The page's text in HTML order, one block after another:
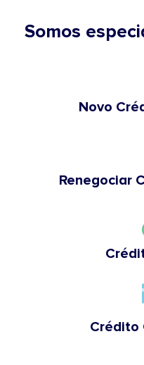
Somos
Novo
Renegociar
Crédito